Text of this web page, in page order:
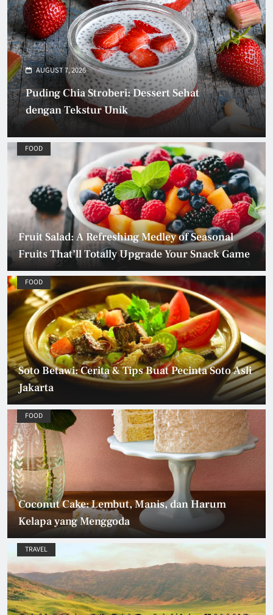
AUGUST 6, 2026
Choco Cheeseburry: Perpaduan Manis
dan Gurih yang Memanjakan Lidah
FOOD
Fruit Salad: A Refreshing Medley of Seasonal
Fruits That’ll Totally Upgrade Your Snack Game
FOOD
Soto Betawi: Cerita & Tips Buat Pecinta Soto Asli
Jakarta
FOOD
Coconut Cake: Lembut, Manis, dan Harum
Kelapa yang Menggoda
TRAVEL